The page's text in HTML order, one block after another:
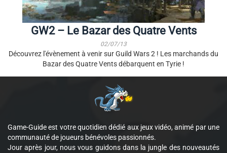
GW2 – Le Bazar des Quatre Vents
02/07/13
Découvrez l'évènement à venir sur Guild Wars 2 ! Les marchands du
Bazar des Quatre Vents débarquent en Tyrie !
Game-Guide est votre quotidien dédié aux jeux vidéo, animé par une
communauté de joueurs bénévoles passionnés.
Jour après jour, nous vous guidons dans la jungle des nouveautés